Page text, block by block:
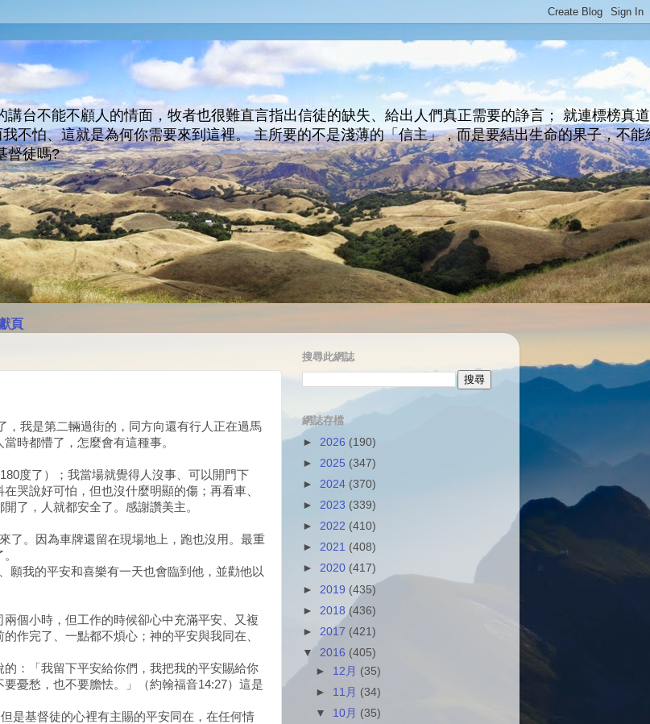
台不能不顧人的情面，牧者也很難直言指出信徒的缺失、給出人們真正需要的諍言； 就連標榜真
不怕、這就是為何你需要來到這裡。 主所要的不是淺薄的「信主」，而是要結出生命的果子，不能
督徒嗎?
頁
，我是第二輛過街的，同方向還有行人正在過馬
時都懵了，怎麼會有這種事。
度了）；我當場就覺得人沒事、可以開門下
哭說好可怕，但也沒什麼明顯的傷；再看車、
了，人就都安全了。感謝讚美主。
了。因為車牌還留在現場地上，跑也沒用。最重
願我的平安和喜樂有一天也會臨到他，並勸他以
個小時，但工作的時候卻心中充滿平安、又複
作完了、一點都不煩心；神的平安與我同在、
：「我留下平安給你們，我把我的平安賜給你
憂愁，也不要膽怯。」（約翰福音14:27）這是
是基督徒的心裡有主賜的平安同在，在任何情
搜尋此網誌
網誌存檔
► 2026 (190)
► 2025 (347)
► 2024 (370)
► 2023 (339)
► 2022 (410)
► 2021 (408)
► 2020 (417)
► 2019 (435)
► 2018 (436)
► 2017 (421)
▼ 2016 (405)
► 12月 (35)
► 11月 (34)
▼ 10月 (35)